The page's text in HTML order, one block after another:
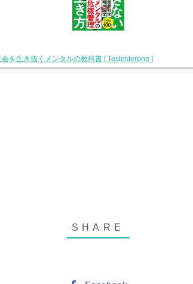
を生き抜くメンタルの教科書 [ Testosterone ]